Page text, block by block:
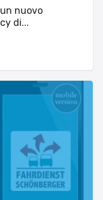
nuovo
di...